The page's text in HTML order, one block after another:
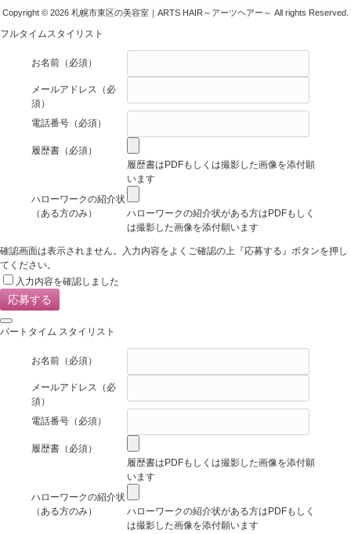
Copyright © 2026 札幌市東区の美容室｜ARTS HAIR～アーツヘアー～ All rights Reserved.
フルタイムスタイリスト
お名前 （必須）
メールアドレス （必
須）
電話番号 （必須）
履歴書 （必須）
履歴書はPDFもしくは撮影した画像を添付願
います
ハローワークの紹介状
（ある方のみ）
ハローワークの紹介状がある方はPDFもしく
は撮影した画像を添付願います
確認画面は表示されません。入力内容をよくご確認の上『応募する』ボタンを押し
てください。
入力内容を確認しました
パートタイム スタイリスト
お名前 （必須）
メールアドレス （必
須）
電話番号 （必須）
履歴書 （必須）
履歴書はPDFもしくは撮影した画像を添付願
います
ハローワークの紹介状
（ある方のみ）
ハローワークの紹介状がある方はPDFもしく
は撮影した画像を添付願います